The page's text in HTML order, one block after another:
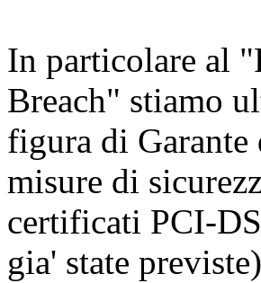
In particolare al
Breach" stiamo
figura di
misure di
certificati PCI-
gia' state